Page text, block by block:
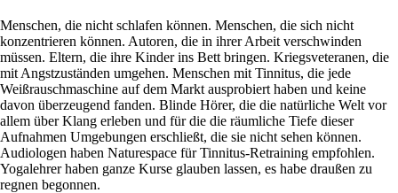
Menschen, die nicht schlafen können. Menschen, die sich nicht
konzentrieren können. Autoren, die in ihrer Arbeit verschwinden
müssen. Eltern, die ihre Kinder ins Bett bringen. Kriegsveteranen, die
mit Angstzuständen umgehen. Menschen mit Tinnitus, die jede
Weißrauschmaschine auf dem Markt ausprobiert haben und keine
davon überzeugend fanden. Blinde Hörer, die die natürliche Welt vor
allem über Klang erleben und für die die räumliche Tiefe dieser
Aufnahmen Umgebungen erschließt, die sie nicht sehen können.
Audiologen haben Naturespace für Tinnitus-Retraining empfohlen.
Yogalehrer haben ganze Kurse glauben lassen, es habe draußen zu
regnen begonnen.